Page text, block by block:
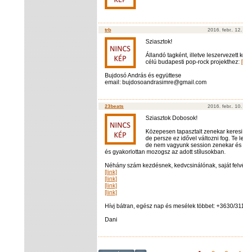
trb 2016. febr.. 12.
Sziasztok!
Állandó tagként, illetve leszervezett
célú budapesti pop-rock projekthez:
Bujdosó András és együttese
email: bujdosoandrasimre@gmail.com
23beats 2016. febr.. 10.
Sziasztok Dobosok!
Közepesen tapasztalt zenekar
de persze ez idővel változni fog. Te
de nem vagyunk session zenekar
és gyakorlottan mozogsz az adott stílusokban.
Néhány szám kezdésnek, kedvcsinálónak, saját
[link]
[link]
[link]
[link]
Hívj bátran, egész nap és mesélek többet: +3630/
Dani